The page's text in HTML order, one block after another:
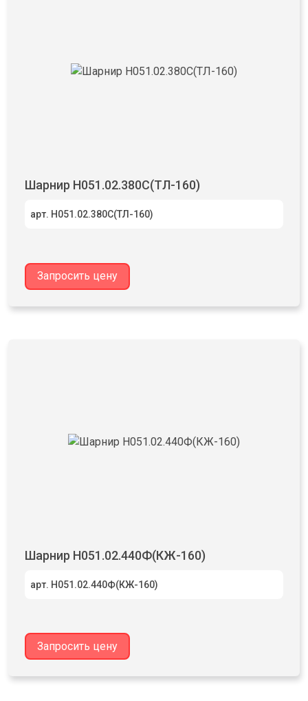
Шарнир Н051.02.380С(ТЛ-160)
арт. Н051.02.380С(ТЛ-160)
Запросить цену
Шарнир Н051.02.440Ф(КЖ-160)
арт. Н051.02.440Ф(КЖ-160)
Запросить цену